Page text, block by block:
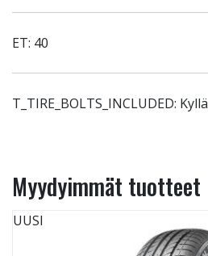
ET: 40
T_TIRE_BOLTS_INCLUDED: Kyllä
Myydyimmät tuotteet
UUSI